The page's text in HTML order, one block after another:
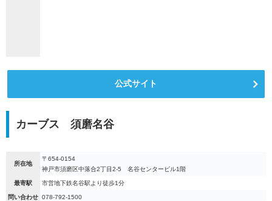
公式サイト
カーブス 須磨名谷
所在地
〒654-0154
神戸市須磨区中落合2丁目2-5 名谷センタービル1階
最寄駅 市営地下鉄名谷駅より徒歩1分
問い合わせ 078-792-1500